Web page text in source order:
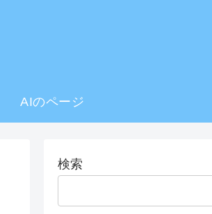
AIのページ
検索